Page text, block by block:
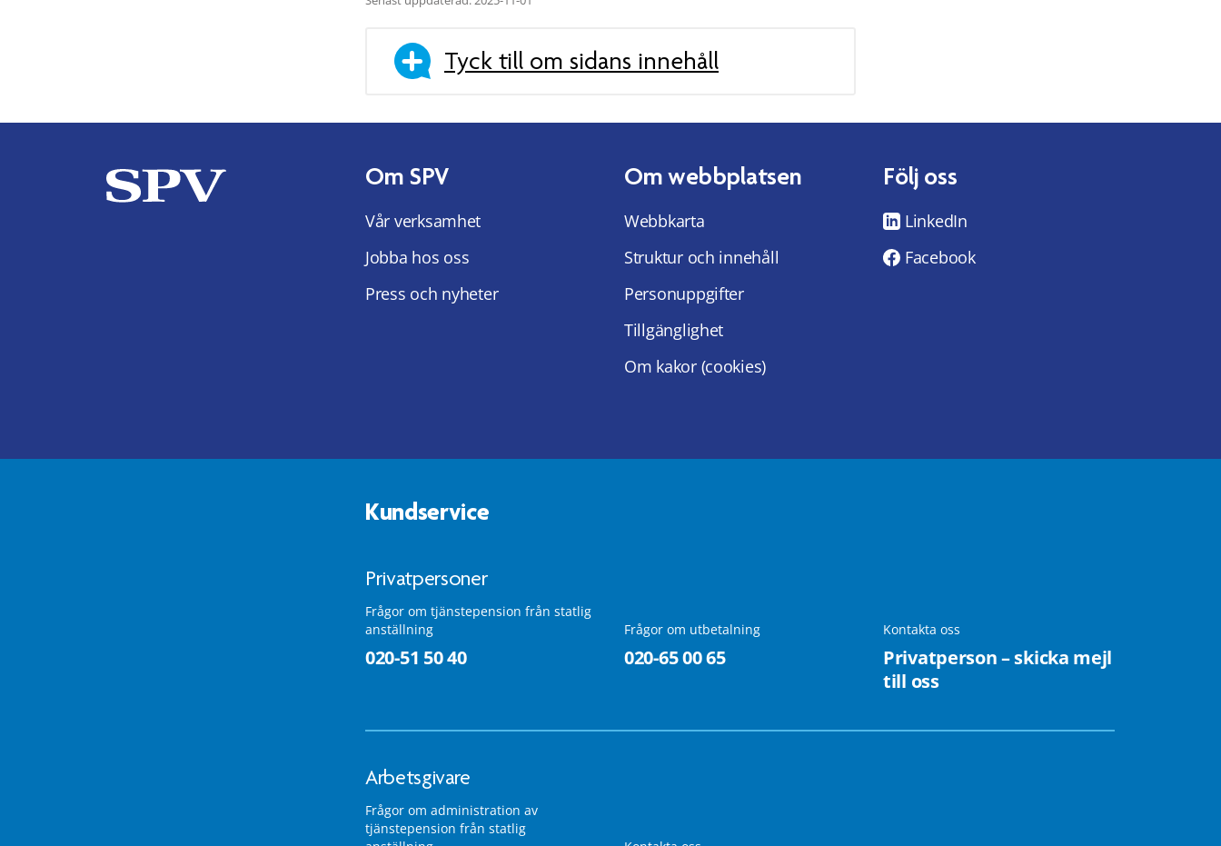
Tyck till om sidans innehåll
Om SPV
Vår verksamhet
Jobba hos oss
Press och nyheter
Om webbplatsen
Webbkarta
Struktur och innehåll
Personuppgifter
Tillgänglighet
Om kakor (cookies)
Följ oss
LinkedIn
Facebook
Kundservice
Privatpersoner
Frågor om tjänstepension från statlig
anställning
020-51 50 40
Frågor om utbetalning
020-65 00 65
Kontakta oss
Privatperson – skicka mejl
till oss
Arbetsgivare
Frågor om administration av
tjänstepension från statlig